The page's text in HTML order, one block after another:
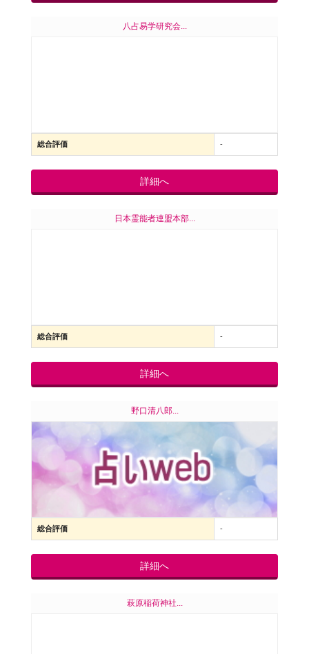
八占易学研究会...
総合評価 -
詳細へ
日本霊能者連盟本部...
総合評価 -
詳細へ
野口清八郎...
総合評価 -
詳細へ
萩原稲荷神社...